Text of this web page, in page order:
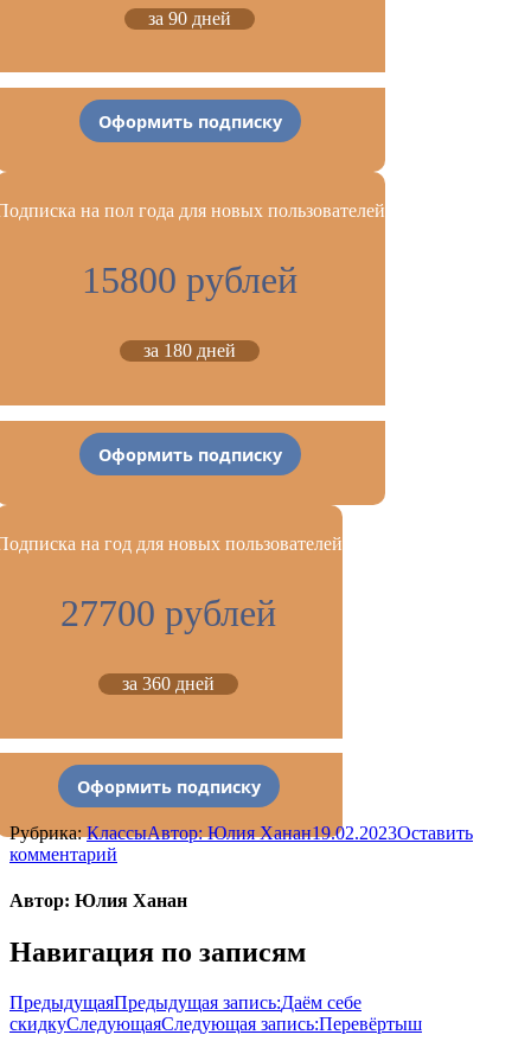
за 90 дней
Оформить подписку
на пол года для новых пользователей
15800 рублей
за 180 дней
Оформить подписку
на год для новых пользователей
27700 рублей
за 360 дней
Оформить подписку
Рубрика:КлассыАвтор:Юлия Ханан19.02.2023Оставить
комментарий
Автор: Юлия Ханан
Навигация по записям
ПредыдущаяПредыдущая запись:Даём себе
скидкуСледующаяСледующая запись:Перевёртыш